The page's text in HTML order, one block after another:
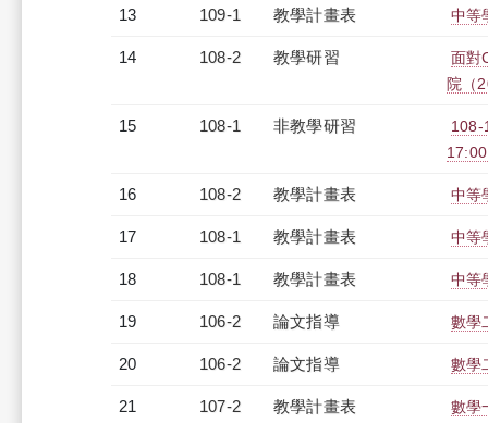
13 109-1 教學計畫表 中等
14 108-2 教學研習
面對
院（
15 108-1 非教學研習
108-
16 108-2 教學計畫表 中等
17 108-1 教學計畫表 中等
18 108-1 教學計畫表 中等
19 106-2 論文指導 數學
20 106-2 論文指導 數學
21 107-2 教學計畫表 數學